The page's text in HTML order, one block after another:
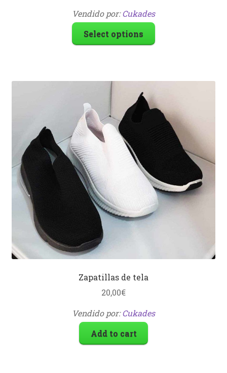
Vendido por:Cukades
Select options
Zapatillas de tela
20,00€
Vendido por:Cukades
Add to cart